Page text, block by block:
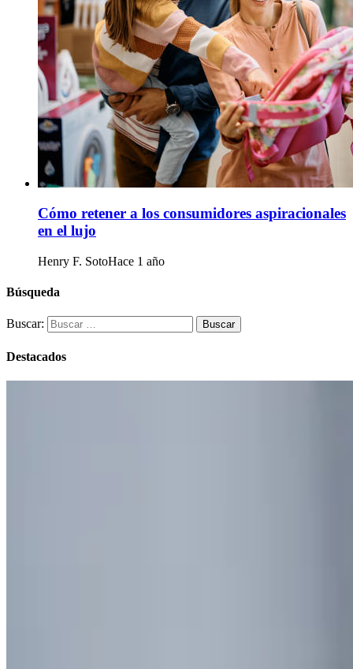
Cómo retener a los consumidores aspiracionales
en el lujo
Henry F. SotoHace 1 año
Búsqueda
Buscar:
Destacados